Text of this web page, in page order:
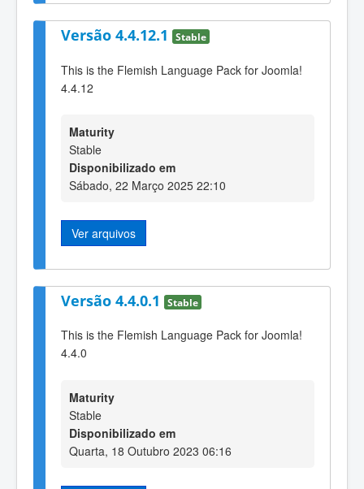
Versão 4.4.12.1 Stable
This is the Flemish Language Pack for Joomla!
4.4.12
Maturity
Stable
Disponibilizado em
Sábado, 22 Março 2025 22:10
Ver arquivos
Versão 4.4.0.1 Stable
This is the Flemish Language Pack for Joomla!
4.4.0
Maturity
Stable
Disponibilizado em
Quarta, 18 Outubro 2023 06:16